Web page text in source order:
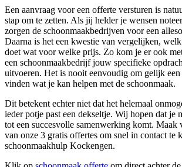
Een aanvraag voor een offerte versturen is
stap om te zetten. Als jij helder je wensen
zorgen de schoonmaakbedrijven voor een
Daarna is het een kwestie van vergelijken,
doet wat voor welke prijs. Zo kom je er ook
een schoonmaakbedrijf jouw specifieke
uitvoeren. Het is nooit eenvoudig om gelijk
vinden wat je kan helpen met de schoonmaak.
Dit betekent echter niet dat het helemaal
ieder potje past een dekseltje. Wij hopen dat je
tot een succesvolle samenwerking komt. Maak
van onze 3 gratis offertes om snel in contact te
schoonmaakhulp Kockengen.